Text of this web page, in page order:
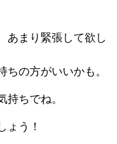
あまり緊張して欲し
の方がいいかも。
持ちでね。
ょう！